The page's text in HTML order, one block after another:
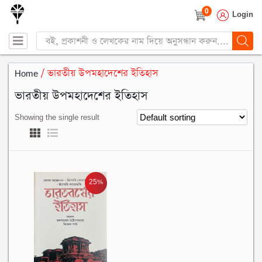
0 Login
Products
search
Home / ভারতীয় উপমহাদেশের ইতিহাস
ভারতীয় উপমহাদেশের ইতিহাস
Showing the single result
25%